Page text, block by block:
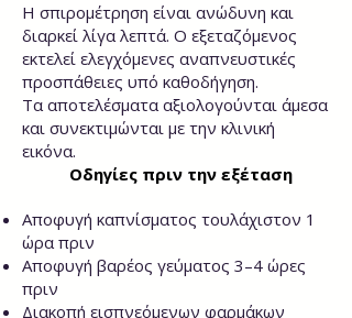
Η σπιρομέτρηση είναι ανώδυνη και
διαρκεί λίγα λεπτά. Ο εξεταζόμενος
εκτελεί ελεγχόμενες αναπνευστικές
προσπάθειες υπό καθοδήγηση.
Τα αποτελέσματα αξιολογούνται άμεσα
και συνεκτιμώνται με την κλινική
εικόνα.
Οδηγίες πριν την εξέταση
Αποφυγή καπνίσματος τουλάχιστον 1
ώρα πριν
Αποφυγή βαρέος γεύματος 3–4 ώρες
πριν
Διακοπή εισπνεόμενων φαρμάκων